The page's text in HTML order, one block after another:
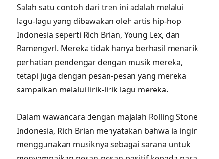
Salah satu contoh dari tren ini adalah melalui
lagu-lagu yang dibawakan oleh artis hip-hop
Indonesia seperti Rich Brian, Young Lex, dan
Ramengvrl. Mereka tidak hanya berhasil menarik
perhatian pendengar dengan musik mereka,
tetapi juga dengan pesan-pesan yang mereka
sampaikan melalui lirik-lirik lagu mereka.
Dalam wawancara dengan majalah Rolling Stone
Indonesia, Rich Brian menyatakan bahwa ia ingin
menggunakan musiknya sebagai sarana untuk